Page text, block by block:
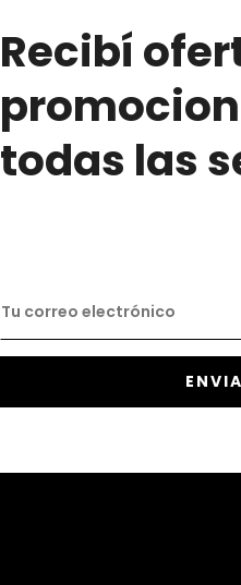
Recibí
todas las